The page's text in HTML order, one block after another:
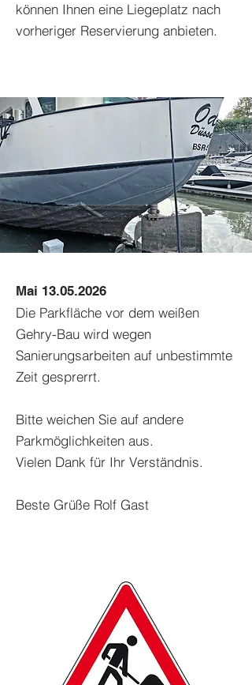
Mai 13.05.2026
Die Parkfläche vor dem weißen
Gehry-Bau wird wegen
Sanierungsarbeiten auf unbestimmte
Zeit gesprerrt.
Bitte weichen Sie auf andere
Parkmöglichkeiten aus.
Vielen Dank für Ihr Verständnis.
Beste Grüße Rolf Gast
können Ihnen eine Liegeplatz nach
vorheriger Reservierung anbieten.